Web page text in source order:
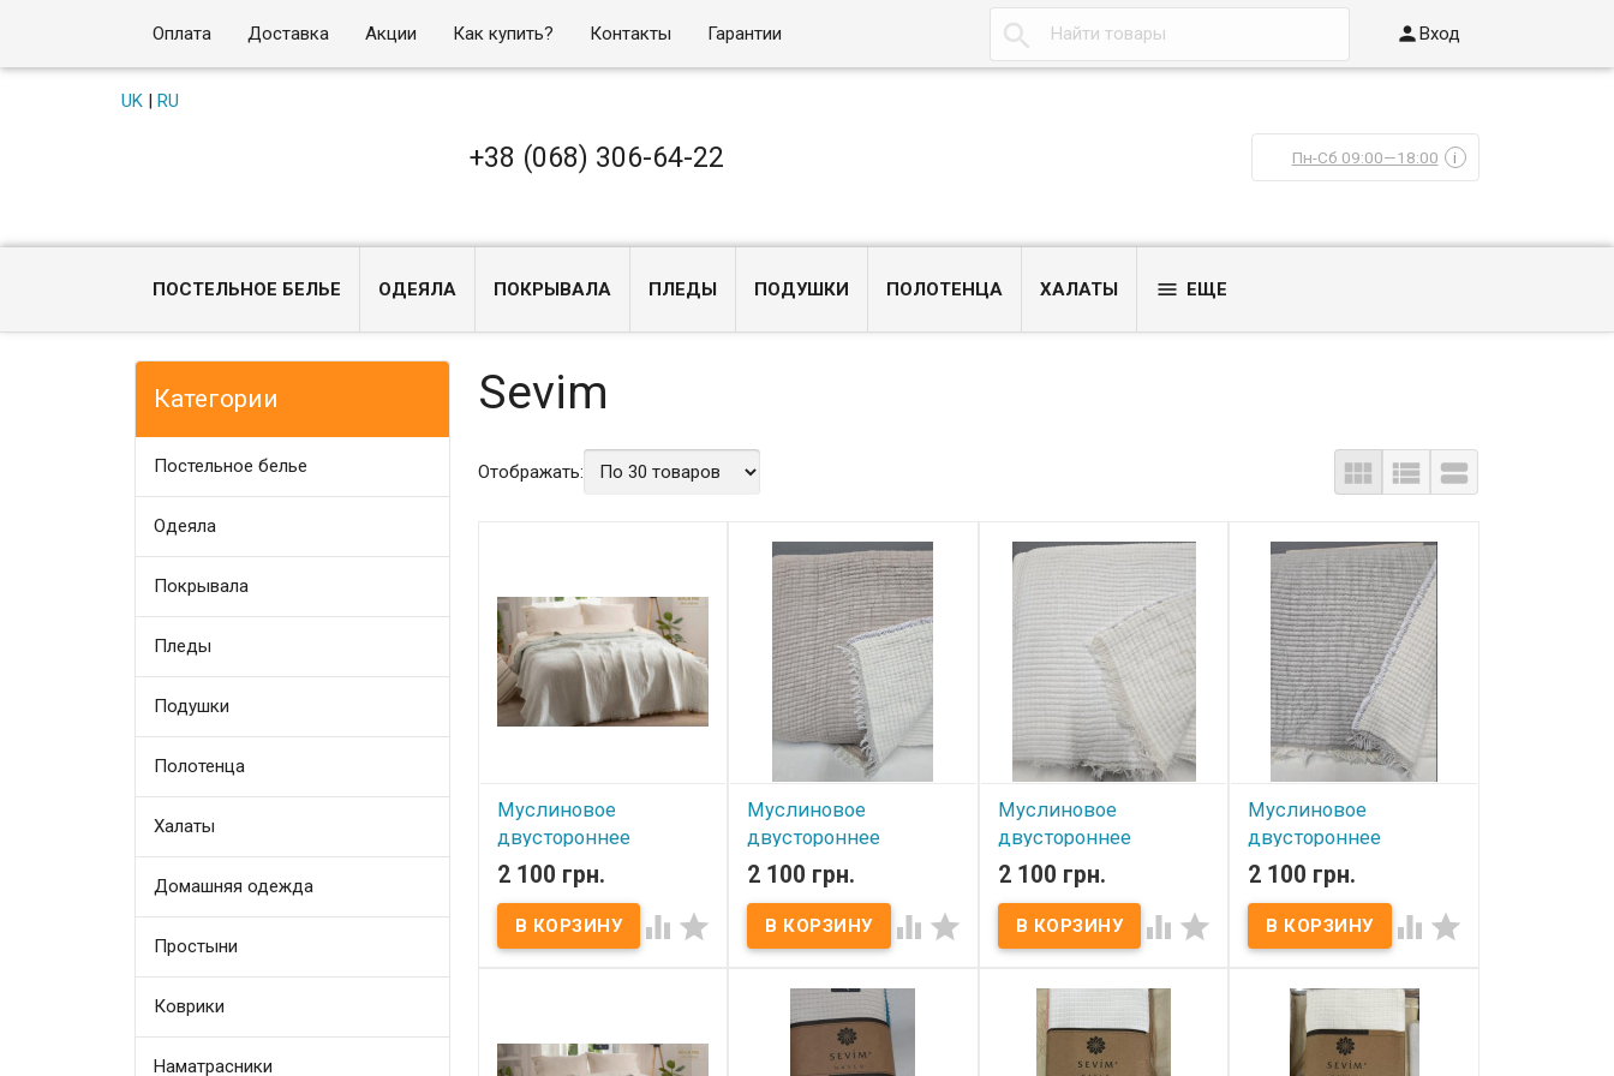
Оплата Доставка Акции Как купить? Контакты Гарантии  Вход
UK| RU
+38 (068) 306-64-22 Пн-Сб 09:00—18:00 i
ПОСТЕЛЬНОЕ БЕЛЬЕ ОДЕЯЛА ПОКРЫВАЛА ПЛЕДЫ ПОДУШКИ ПОЛОТЕНЦА ХАЛАТЫ  ЕЩЕ
Категории
Постельное белье
Одеяла
Покрывала
Пледы
Подушки
Полотенца
Халаты
Домашняя одежда
Простыни
Коврики
Наматрасники
Sevim
Отображать:   
Муслиновое
двустороннее
покрывало Sevim
220x240 см крем -
мята
хлопок. Плотность: 500 г/м2
Вес покрывала: 2700 г
2 100 грн.
 
Муслиновое
двустороннее
покрывало Sevim
220x240 см крем -
кофе
Муслиновое покрывало
Sevim​ Размер: 220х240 см
Состав: муслин, 100%
хлопок. Плотность: 500 г/м2
Вес покрывала: 2700 г
2 100 грн.
 
Муслиновое
двустороннее
покрывало Sevim
220x240 см шампань
В наличии
Sevim​ Размер: 220х240 см
Состав: муслин, 100%
хлопок. Плотность: 500 г/м2
Вес покрывала: 2700 г
Упаковка: ПВХ
2 100 грн.
 
Муслиновое
двустороннее
покрывало Sevim
220x240 см крем -
серый
Муслиновое покрывало
Sevim​ Размер: 220х240 см
Состав: муслин, 100%
хлопок. Плотность: 500 г/м2
Вес покрывала: 2700 г
2 100 грн.
 